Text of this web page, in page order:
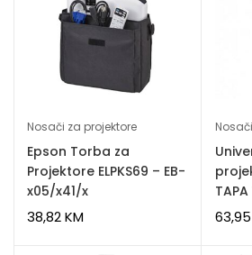
Nosači za projektore
Epson Torba za
Projektore ELPKS69 – EB-
x05/x41/x
38,82KM
TAPA
63,95